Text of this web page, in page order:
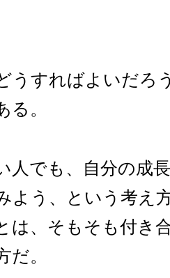
うすればよいだろ
。
人でも、自分の成
よう、という考え
は、そもそも付き
。